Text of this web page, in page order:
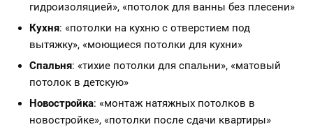
гидроизоляцией», «потолок для ванны без плесени»
Кухня: «потолки на кухню с отверстием под
вытяжку», «моющиеся потолки для кухни»
Спальня: «тихие потолки для спальни», «матовый
потолок в детскую»
Новостройка: «монтаж натяжных потолков в
новостройке», «потолки после сдачи квартиры»